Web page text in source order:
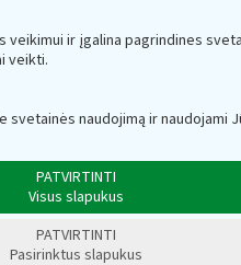
veikimui ir įgalina pagrindines
veikti.
svetainės naudojimą ir naudojami
PATVIRTINTI
Visus slapukus
PATVIRTINTI
Pasirinktus slapukus